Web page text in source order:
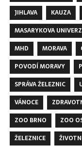
JIHLAVA
KAUZA
MASARYKOVA
MHD
MORAVA
POVODÍ MORAVY
SPRÁVA ŽELEZNIC
VÁNOCE
ZOO BRNO
ZOO
ŽELEZNICE